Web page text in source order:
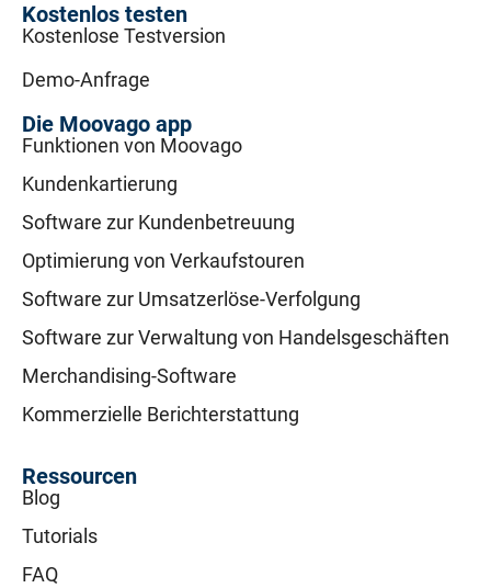
Kostenlos testen
Kostenlose Testversion
Demo-Anfrage
Die Moovago app
Funktionen von Moovago
Kundenkartierung
Software zur Kundenbetreuung
Optimierung von Verkaufstouren
Software zur Umsatzerlöse-Verfolgung
Software zur Verwaltung von Handelsgeschäften
Merchandising-Software
Kommerzielle Berichterstattung
Ressourcen
Blog
Tutorials
FAQ